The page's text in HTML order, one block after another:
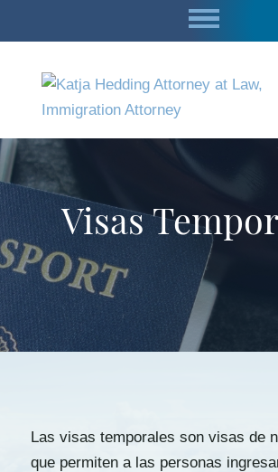
Visas
Las visas temporales son visas de
que permiten a las personas